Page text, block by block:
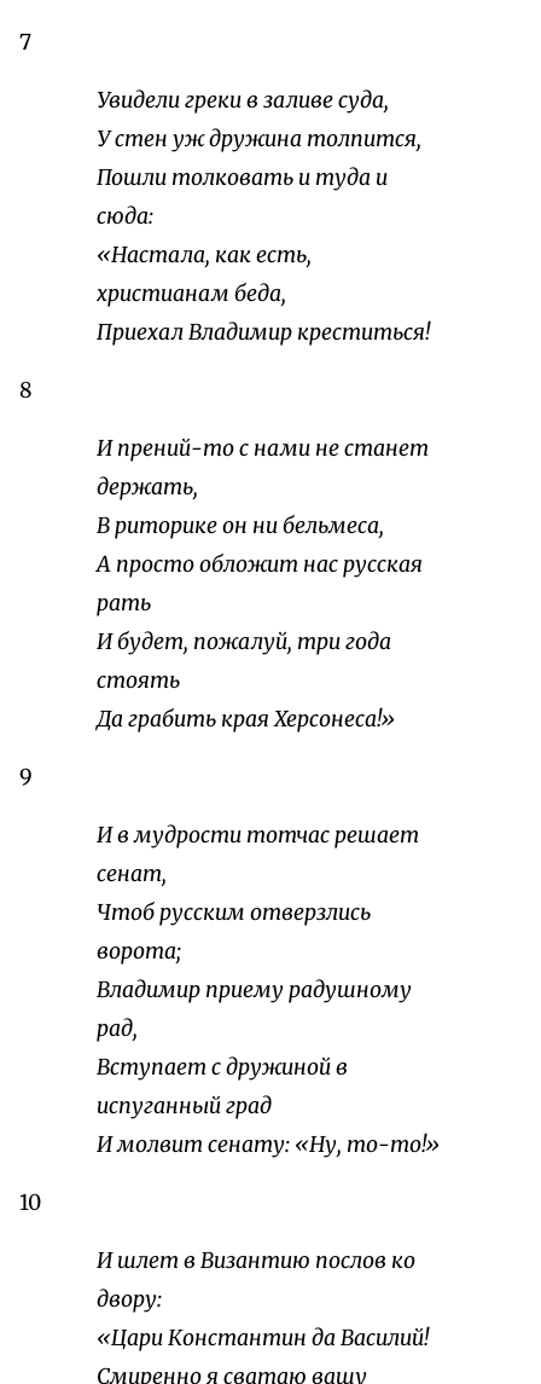
7
Увидели греки в заливе суда,
У стен уж дружина толпится,
Пошли толковать и туда и
сюда:
«Настала, как есть,
христианам беда,
Приехал Владимир креститься!
8
И прений-то с нами не станет
держать,
В риторике он ни бельмеса,
А просто обложит нас русская
рать
И будет, пожалуй, три года
стоять
Да грабить края Херсонеса!»
9
И в мудрости тотчас решает
сенат,
Чтоб русским отверзлись
ворота;
Владимир приему радушному
рад,
Вступает с дружиной в
испуганный град
И молвит сенату: «Ну, то-то!»
10
И шлет в Византию послов ко
двору:
«Цари Константин да Василий!
Смиренно я сватаю вашу